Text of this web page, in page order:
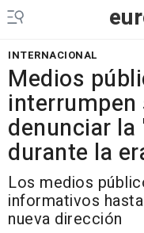
INTERNACIONAL
Medios
denunciar la
durante la
Los medios
informativos
nueva dirección